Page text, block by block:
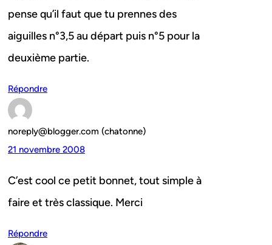
pense qu’il faut que tu prennes des
aiguilles n°3,5 au départ puis n°5 pour la
deuxième partie.
Répondre
noreply@blogger.com (chatonne)
21 novembre 2008
C’est cool ce petit bonnet, tout simple à
faire et très classique. Merci
Répondre